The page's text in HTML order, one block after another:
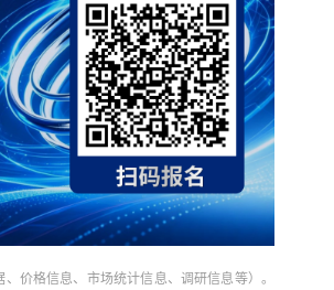
价格信息、市场统计信息、调研信息等）。